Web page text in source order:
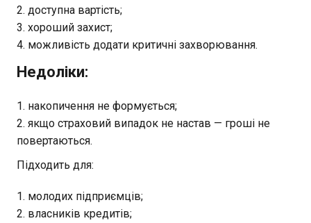
доступна вартість;
хороший захист;
можливість додати критичні захворювання.
Недоліки:
накопичення не формується;
якщо страховий випадок не настав — гроші не
повертаються.
Підходить для:
молодих підприємців;
власників кредитів;